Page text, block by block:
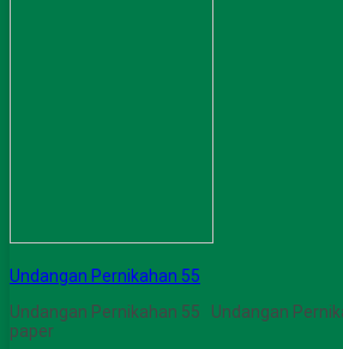
Undangan Pernikahan 55
Undangan Pernikahan 55 Undangan
paper